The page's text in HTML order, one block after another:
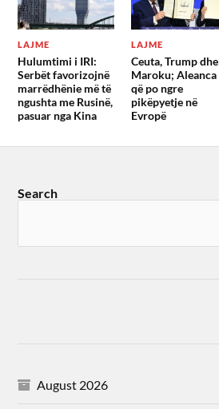
LAJME
Hulumtimi i IRI:
Serbët favorizojnë
marrëdhënie më të
ngushta me Rusinë,
pasuar nga Kina
LAJME
Ceuta, Trump dhe
Maroku; Aleanca
që po ngre
pikëpyetje në
Evropë
Search
August 2026